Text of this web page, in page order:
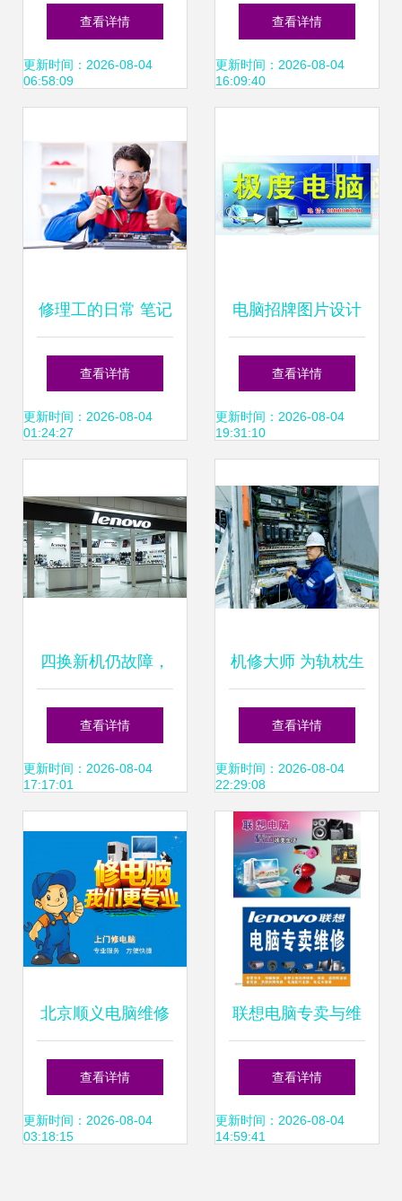
修、电脑快修、修
不好不收费
查看详情
更新时间：2026-08-04
06:58:09
防工程 科技服务的
双重保障
查看详情
更新时间：2026-08-04
16:09:40
修理工的日常 笔记
本电脑修理与安防
工程技术支持
查看详情
更新时间：2026-08-04
01:24:27
电脑招牌图片设计
在安防工程中的应
用与价值
查看详情
更新时间：2026-08-04
19:31:10
四换新机仍故障，
七旬老人维权路漫
漫 联想售后引质疑
查看详情
更新时间：2026-08-04
17:17:01
机修大师 为轨枕生
产保驾护行 记线桥
公司蕲春轨枕厂设
备检修班长张建江
查看详情
更新时间：2026-08-04
22:29:08
北京顺义电脑维修
上门服务 贴心周
到，省心更安心
查看详情
更新时间：2026-08-04
03:18:15
联想电脑专卖与维
修服务 专业图片素
材展示与技术保障
查看详情
更新时间：2026-08-04
14:59:41